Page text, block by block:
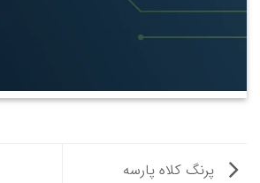
پرنگ کلاه پارسه